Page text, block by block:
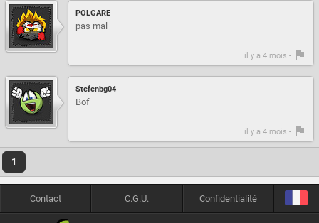
POLGARE
pas mal
il y a 4 mois -
Stefenbg04
Bof
il y a 4 mois -
1
Contact C.G.U. Confidentialité